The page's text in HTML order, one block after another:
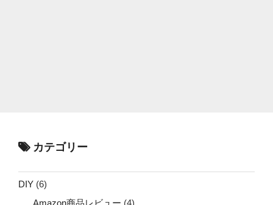
カテゴリー
DIY (6)
Amazon商品レビュー (4)